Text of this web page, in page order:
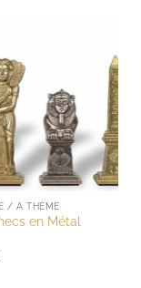
/ A THÈME
en Métal